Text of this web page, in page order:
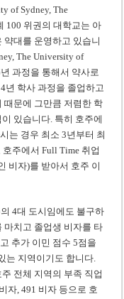
of Sydney, The
100 위권의 대학교는 아
약대를 운영하고 있습니
The University of
과정을 통해서 약사로
년 학사 과정을 졸업하고
때문에 그만큼 저렴한 학
있습니다. 특히 호주에
는 경우 최소 3년부터 최
주에서 Full Time 취업
비자)를 받아서 호주 이
4대 도시임에도 불구하
마치고 졸업생 비자를 타
추가 이민 점수 5점을
는 지역이기도 합니다.
전체 지역의 부족 직업
자, 491 비자 등으로 호